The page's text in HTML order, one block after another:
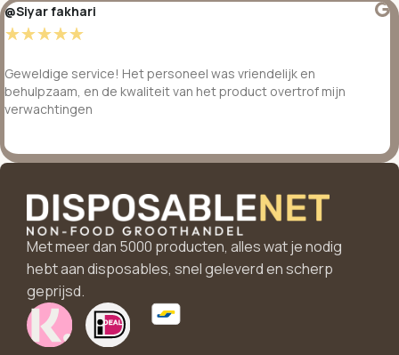
@Siyar fakhari
☆☆☆☆☆
Geweldige service! Het personeel was vriendelijk en
behulpzaam, en de kwaliteit van het product overtrof mijn
verwachtingen
Met meer dan 5000 producten, alles wat je nodig
hebt aan disposables, snel geleverd en scherp
geprijsd.